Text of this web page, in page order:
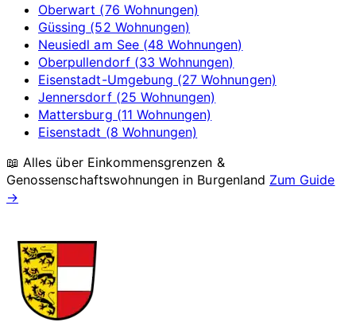
Oberwart (76 Wohnungen)
Güssing (52 Wohnungen)
Neusiedl am See (48 Wohnungen)
Oberpullendorf (33 Wohnungen)
Eisenstadt-Umgebung (27 Wohnungen)
Jennersdorf (25 Wohnungen)
Mattersburg (11 Wohnungen)
Eisenstadt (8 Wohnungen)
📖 Alles über Einkommensgrenzen &
Genossenschaftswohnungen in Burgenland Zum Guide
→